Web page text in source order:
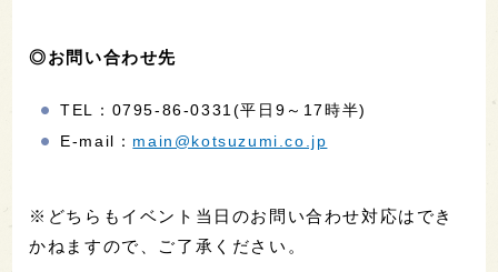
◎お問い合わせ先
TEL：0795-86-0331(平日9～17時半)
E-mail： main@kotsuzumi.co.jp
※どちらもイベント当日のお問い合わせ対応はでき
かねますので、ご了承ください。